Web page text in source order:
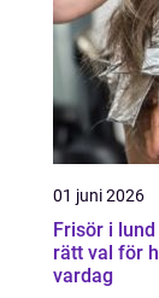
01 juni 2026
Frisör i lund vägledning till
rätt val för
vardag